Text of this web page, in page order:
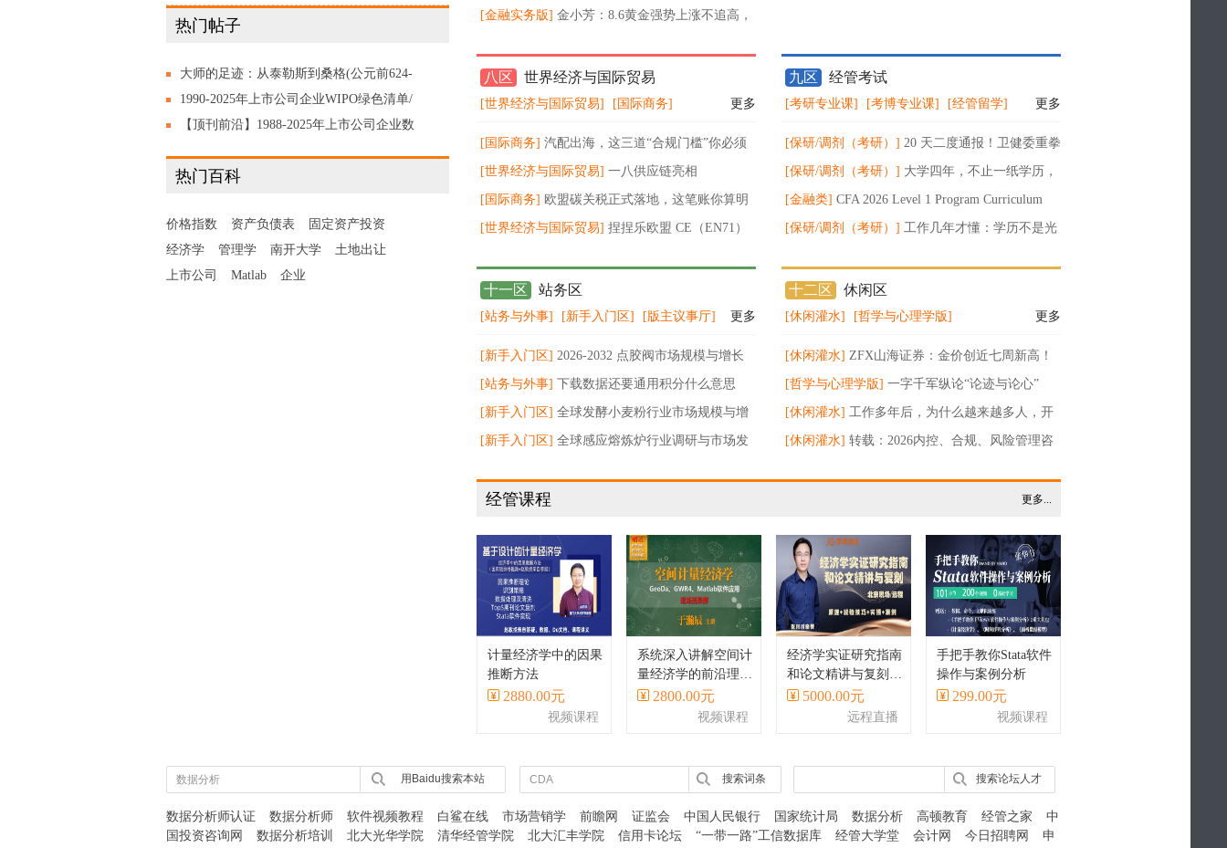
热门帖子
大师的足迹：从泰勒斯到桑格(公元前624-
公元2013年) 陈志谦 陈乐濛 编著，2020
1990-2025年上市公司企业WIPO绿色清单/
绿色专利/绿色创新数量统计，附原始数据
【顶刊前沿】1988-2025年上市公司企业数
数据!
热门百科
价格指数 资产负债表
固定资产投资
经济学
管理学 南开大学
土地出让
上市公司
Matlab 企业
MULTINATIO
[金融实务版] 金小芳：8.6黄金强势上涨不追高，
八区 世界经济与国际贸易
[世界经济与国际贸易] [国际商务] 更多
[国际商务] 汽配出海，这三道“合规门槛”你必须
跨过 ！
[世界经济与国际贸易] 一八供应链亮相
KACE2026，以数智化物流赋能品牌出
[国际商务] 欧盟碳关税正式落地，这笔账你算明
白了吗？
[世界经济与国际贸易] 捏捏乐欧盟 CE（EN71）
指南
九区 经管考试
[考研专业课] [考博专业课] [经管留学] 更多
[保研/调剂（考研）] 20 天二度通报！卫健委重拳
打击论文工厂：没发表也重罚，多人终身禁赛
[保研/调剂（考研）] 大学四年，不止一纸学历，
更要搭建属于你的长期竞争力
[金融类] CFA 2026 Level 1 Program Curriculum
vol1-10
[保研/调剂（考研）] 工作几年才懂：学历不是光
十一区 站务区
[站务与外事] [新手入门区] [版主议事厅] 更多
[新手入门区] 2026‑2032 点胶阀市场规模与增长
预测分析
[站务与外事] 下载数据还要通用积分什么意思
[新手入门区] 全球发酵小麦粉行业市场规模与增
长预测
[新手入门区] 全球感应熔炼炉行业调研与市场发
十二区 休闲区
[休闲灌水] [哲学与心理学版] 更多
[休闲灌水] ZFX山海证券：金价创近七周新高！
[哲学与心理学版] 一字千军纵论“论迹与论心”
[休闲灌水] 工作多年后，为什么越来越多人，开
始重新规划人生？
[休闲灌水] 转载：2026内控、合规、风险管理咨
经管课程 更多...
计量经济学中的因果
推断方法
2880.00元
视频课程
系统深入讲解空间计
量经济学的前沿理论
与方法、主流软件、
应用案例等
2800.00元
视频课程
经济学实证研究指南
和论文精讲与复刻丨
Stata实现
5000.00元
远程直播
手把手教你Stata软件
操作与案例分析
299.00元
视频课程
用Baidu搜索本站 搜索词条 搜索论坛人才
数据分析师认证 数据分析师 软件视频教程 白鲨在线 市场营销学 前瞻网 证监会 中国人民银行 国家统计局 数据分析 高顿教育 经管之家
中
国投资咨询网
数据分析培训 北大光华学院 清华经管学院 北大汇丰学院 信用卡论坛 “一带一路”工信数据库 经管大学堂 会计网 今日招聘网 申